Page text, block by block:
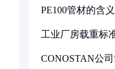
PE100管材的含
工业厂房载重标
CONOSTAN公